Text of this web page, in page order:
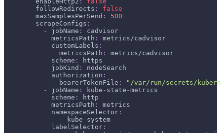
followRedirects :
false
maxSamplesPerSend :
500
scrapeConfigs :
-
jobName :
cadvisor
metricsPath :
metrics/cadvisor
customLabels :
metricsPath :
metrics/cadvisor
scheme :
https
jobKind :
nodeSearch
authorization :
bearerTokenFile :
"/var/run/secrets/
-
jobName : kube - state -metrics
scheme :
http
metricsPath :
metrics
namespaceSelector :
-
kube - system
labelSelector :